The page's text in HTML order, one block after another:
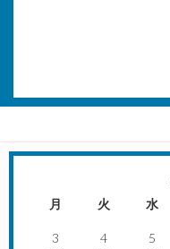
月
火 水
3
4 5